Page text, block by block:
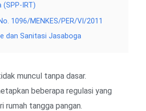
(SPP-IRT)
1096/MENKES/PER/VI/2011
dan Sanitasi Jasaboga
muncul tanpa dasar.
beberapa regulasi yang
rumah tangga pangan.